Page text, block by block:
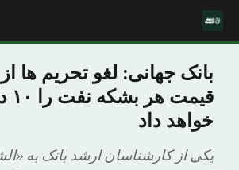
بانک جهانی: لغو تحریم ها
خواهد داد
یکی از کارشناسان ارشد بانک به